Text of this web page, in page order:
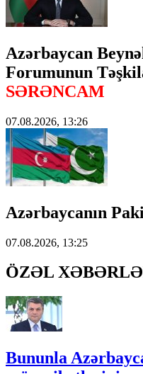
Azərbaycan
Forumunun
SƏRƏNCAM
07.08.2026, 13:26
Azərbaycanın
07.08.2026, 13:25
ÖZƏL
Bununla